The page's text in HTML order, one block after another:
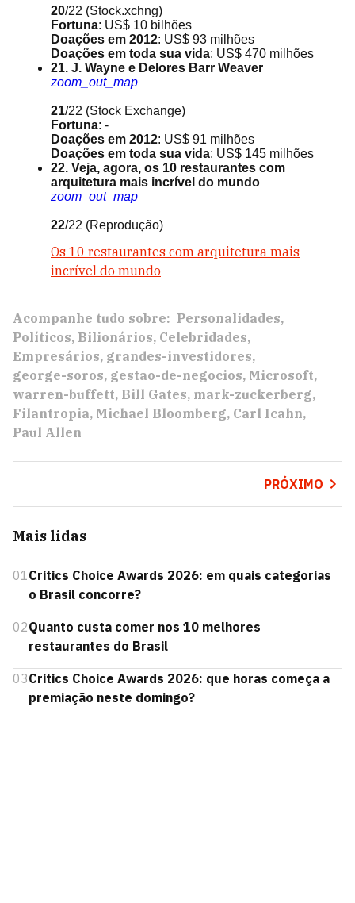
20/22 (Stock.xchng)
Fortuna: US$ 10 bilhões
Doações em 2012: US$ 93 milhões
Doações em toda sua vida: US$ 470 milhões
21. J. Wayne e Delores Barr Weaver
zoom_out_map
21/22 (Stock Exchange)
Fortuna: -
Doações em 2012: US$ 91 milhões
Doações em toda sua vida: US$ 145 milhões
22. Veja, agora, os 10 restaurantes com
arquitetura mais incrível do mundo
zoom_out_map
22/22 (Reprodução)
Os 10 restaurantes com arquitetura mais
incrível do mundo
Acompanhe tudo sobre: Personalidades
Políticos Bilionários Celebridades
Empresários grandes-investidores
george-soros gestao-de-negocios Microsoft
warren-buffett Bill Gates mark-zuckerberg
Filantropia Michael Bloomberg Carl Icahn
Paul Allen
PRÓXIMO
Mais lidas
01Critics Choice Awards 2026: em quais categorias
o Brasil concorre?
02Quanto custa comer nos 10 melhores
restaurantes do Brasil
03Critics Choice Awards 2026: que horas começa a
premiação neste domingo?